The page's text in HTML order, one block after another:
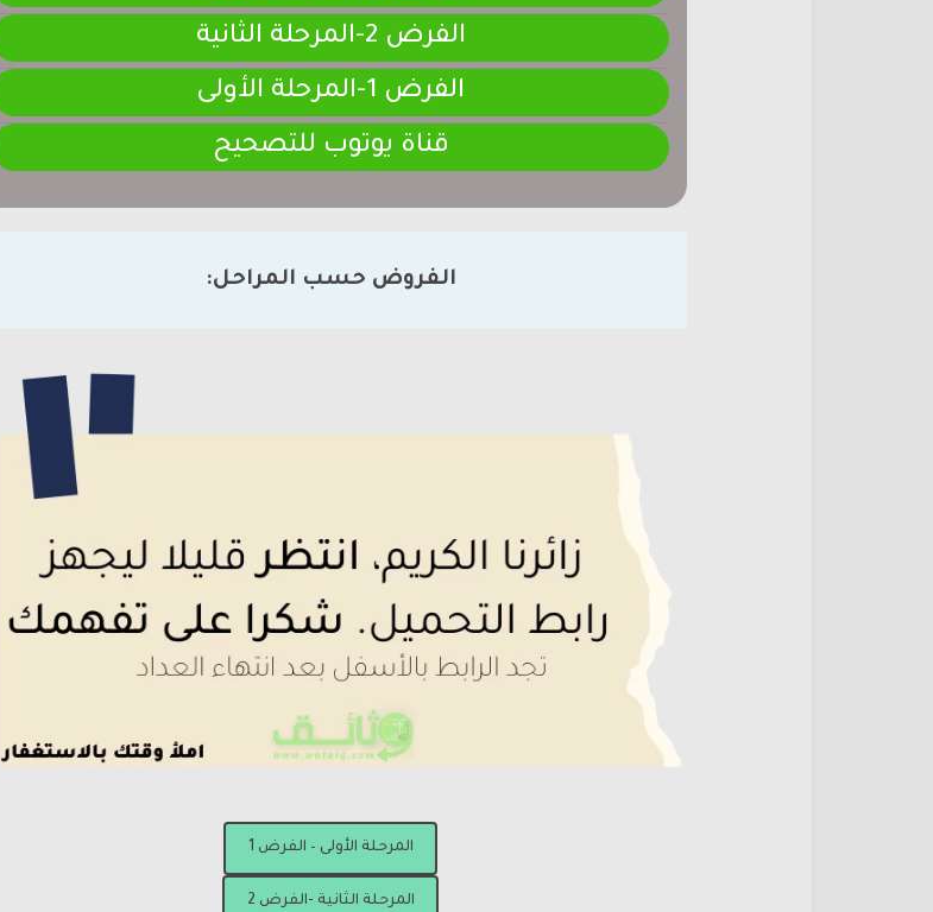
الفرض 2-المرحلة الثانية
الفرض 1-المرحلة الأولى
قناة يوتوب للتصحيح
الفروض حسب المراحل:
المرحلة الأولى – الفرض 1
المرحلة الثانية -الفرض 2